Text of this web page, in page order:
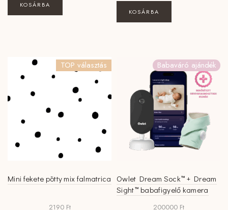
KOSÁRBA
KOSÁRBA
TOP választás
Mini fekete pötty mix falmatrica
2190 Ft
Babaváró ajándék
Owlet Dream Sock™ + Dream
Sight™ babafigyelő kamera
200000 Ft